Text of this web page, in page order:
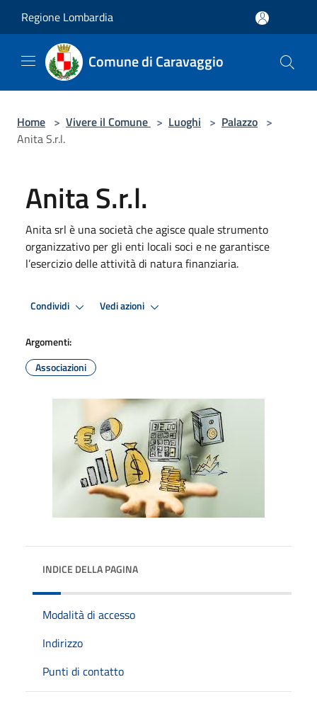
Regione Lombardia
Comune di Caravaggio
Home > Vivere il Comune > Luoghi > Palazzo >
Anita S.r.l.
Anita S.r.l.
Anita srl è una società che agisce quale strumento
organizzativo per gli enti locali soci e ne garantisce
l’esercizio delle attività di natura finanziaria.
Condividi Vedi azioni
Argomenti:
Associazioni
INDICE DELLA PAGINA
Modalità di accesso
Indirizzo
Punti di contatto